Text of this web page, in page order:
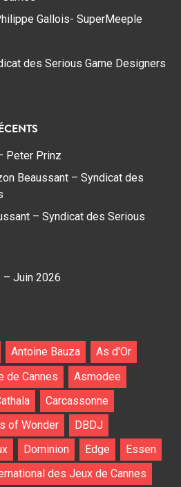
Gallois- SuperMeeple
des Serious Game Designers
Peter Prinz
Beaussant – Syndicat des
– Syndicat des Serious
– Juin 2026
Antoine Bauza
As d'Or
de Cannes
Asmodee
Carcassonne
of Wonder
DBDJ
Dominion Edge
Essen
des Jeux de Cannes